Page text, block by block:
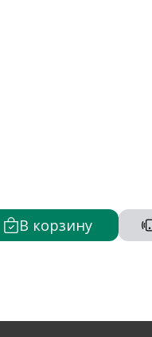
В корзину